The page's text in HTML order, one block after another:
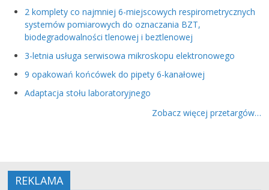
2 komplety co najmniej 6-miejscowych respirometrycznych
systemów pomiarowych do oznaczania BZT,
biodegradowalności tlenowej i beztlenowej
3-letnia usługa serwisowa mikroskopu elektronowego
9 opakowań końcówek do pipety 6-kanałowej
Adaptacja stołu laboratoryjnego
Zobacz więcej przetargów…
REKLAMA